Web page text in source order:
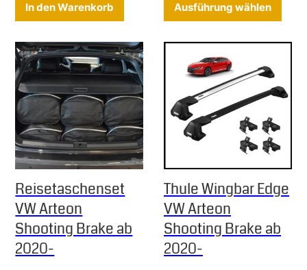
In den Warenkorb Ausführung wählen
Reisetaschenset
VW Arteon
Shooting Brake ab
2020-
Thule Wingbar Edge
VW Arteon
Shooting Brake ab
2020-